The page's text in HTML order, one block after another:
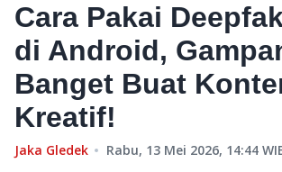
Cara Pakai
di Android,
Banget Buat
Kreatif!
Jaka Gledek Rabu, 13 Mei 2026, 14:44